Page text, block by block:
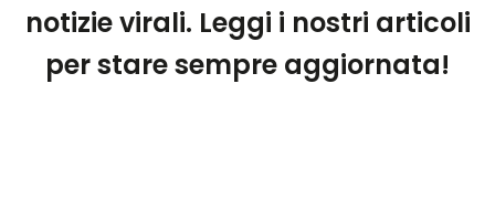
notizie virali. Leggi i nostri articoli
per stare sempre aggiornata!